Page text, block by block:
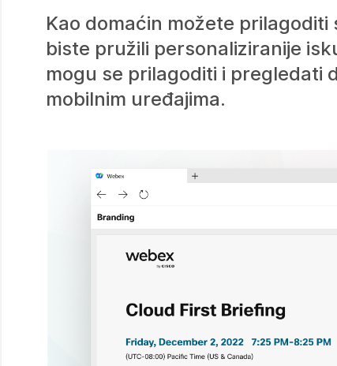
Kao domaćin možete
biste pružili personaliziranije
mogu se prilagoditi i pregledati
mobilnim uređajima.